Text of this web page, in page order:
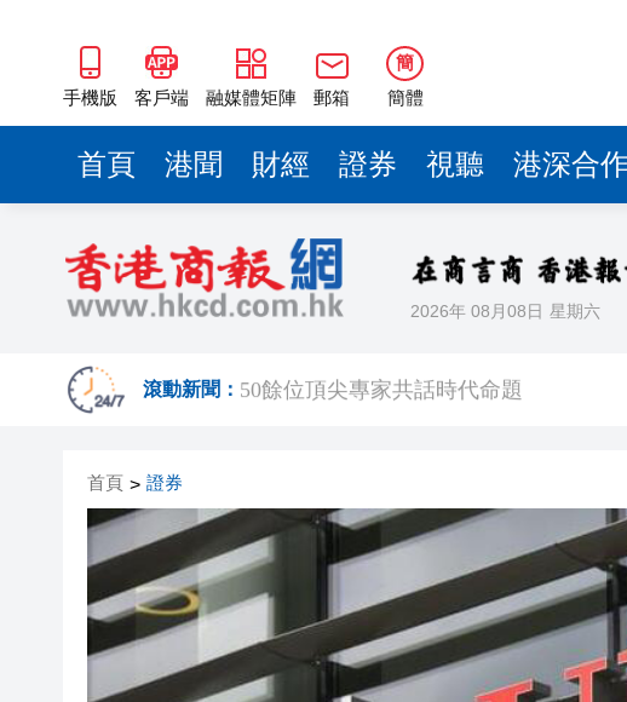
手機版 客戶端 融媒體矩陣 郵箱
簡
簡體
首頁 港聞 財經 證券 視聽 港深合
2026年 08月08日 星期六
滾動新聞：
海南澄邁文儒煥新升級 五組數據見證文
梁振英率港區全國政協委員考察團來瓊考
2025年海南儋州以舊換新帶動消費約18億
瀋陽鐵西校園閱讀活動解鎖閱讀新玩法
黎智英案｜吳良好：依法公正處理黎智
50餘位頂尖專家共話時代命題
2025年海南儋州以舊換新帶動消費約18億
山東26戶省屬國企去年合計營收2.58萬
瀋陽鐵西校園閱讀活動解鎖閱讀新玩法
黎智英案｜吳良好：依法公正處理黎智
首頁 > 證券